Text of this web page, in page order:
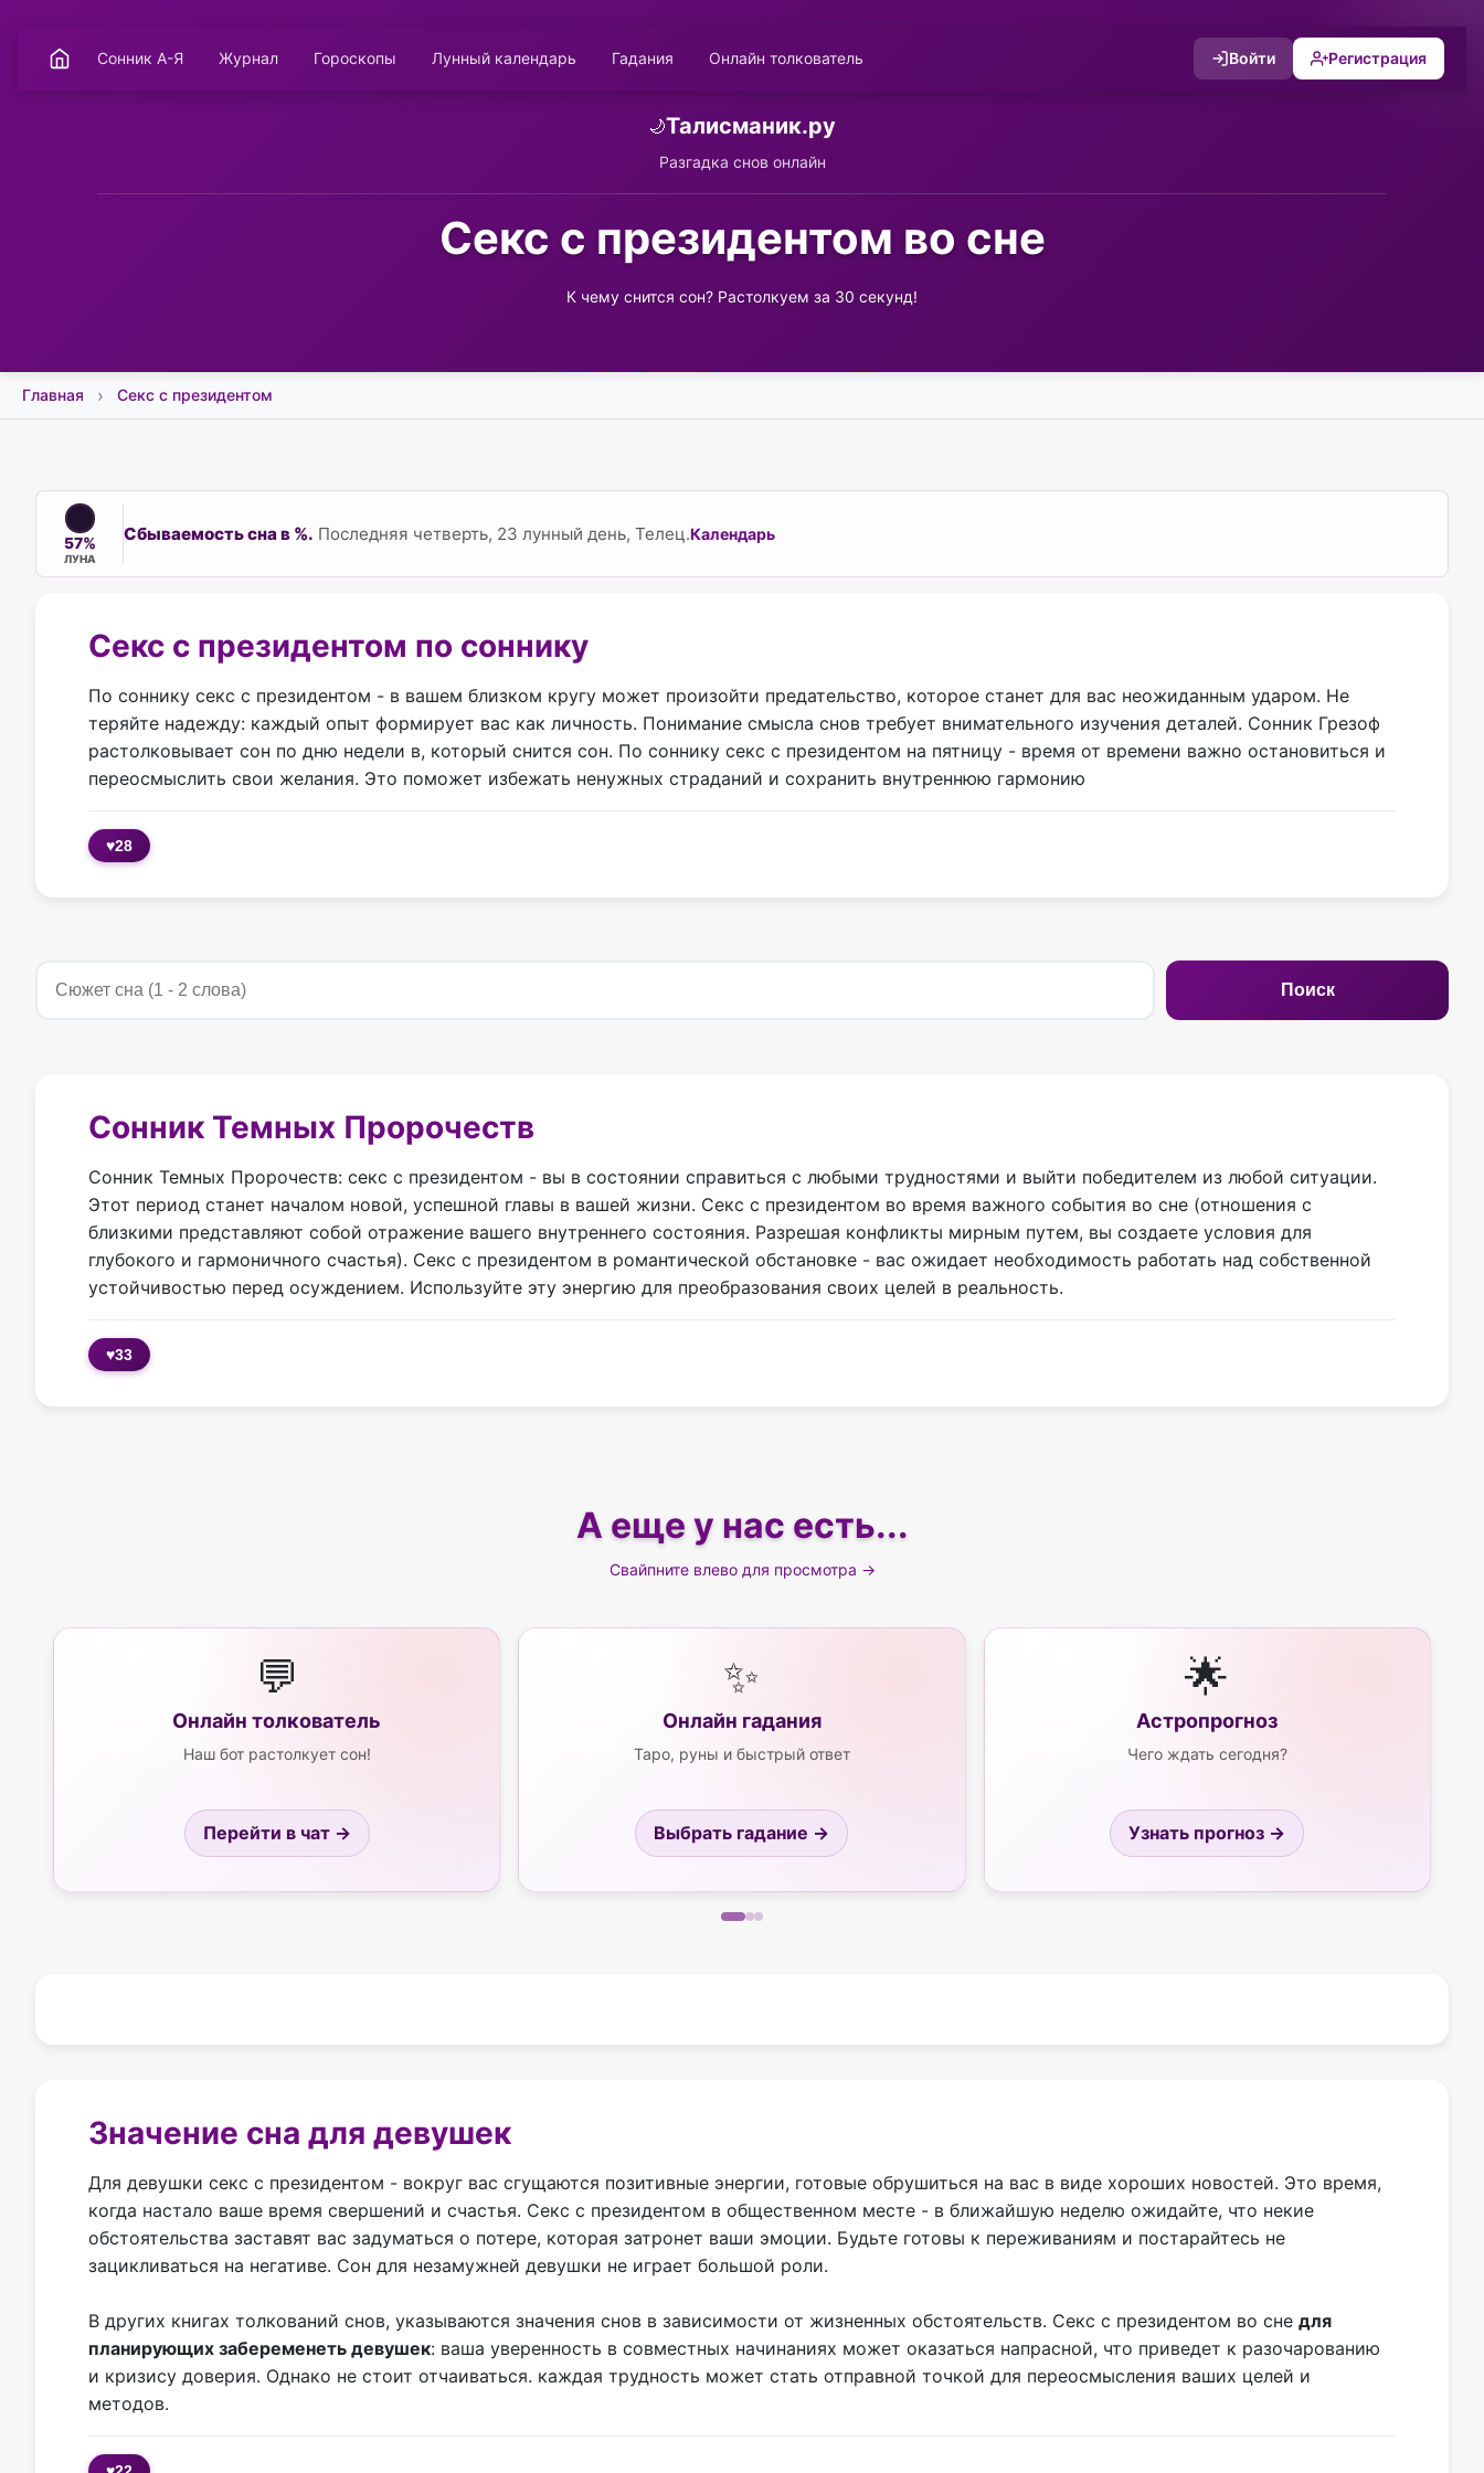
Сонник А-Я Журнал Гороскопы Лунный календарь Гадания Онлайн толкователь Войти Регистрация
🌙Талисманик.ру
Разгадка снов онлайн
Секс с президентом во сне
К чему снится сон? Растолкуем за 30 секунд!
Главная Секс с президентом
57%
ЛУНА
Сбываемость сна в %. Последняя четверть, 23 лунный день, Телец.Календарь
Секс с президентом по соннику
По соннику секс с президентом - в вашем близком кругу может произойти предательство, которое станет для вас неожиданным ударом. Не
теряйте надежду: каждый опыт формирует вас как личность. Понимание смысла снов требует внимательного изучения деталей. Сонник Грезоф
растолковывает сон по дню недели в, который снится сон. По соннику секс с президентом на пятницу - время от времени важно остановиться и
переосмыслить свои желания. Это поможет избежать ненужных страданий и сохранить внутреннюю гармонию
♥28
Поиск
Сонник Темных Пророчеств
Сонник Темных Пророчеств: секс с президентом - вы в состоянии справиться с любыми трудностями и выйти победителем из любой ситуации.
Этот период станет началом новой, успешной главы в вашей жизни. Секс с президентом во время важного события во сне (отношения с
близкими представляют собой отражение вашего внутреннего состояния. Разрешая конфликты мирным путем, вы создаете условия для
глубокого и гармоничного счастья). Секс с президентом в романтической обстановке - вас ожидает необходимость работать над собственной
устойчивостью перед осуждением. Используйте эту энергию для преобразования своих целей в реальность.
♥33
А еще у нас есть...
Свайпните влево для просмотра →
💬
Онлайн толкователь
Наш бот растолкует сон!
Перейти в чат →
✨
Онлайн гадания
Таро, руны и быстрый ответ
Выбрать гадание →
🌟
Астропрогноз
Чего ждать сегодня?
Узнать прогноз →
Значение сна для девушек
Для девушки секс с президентом - вокруг вас сгущаются позитивные энергии, готовые обрушиться на вас в виде хороших новостей. Это время,
когда настало ваше время свершений и счастья. Секс с президентом в общественном месте - в ближайшую неделю ожидайте, что некие
обстоятельства заставят вас задуматься о потере, которая затронет ваши эмоции. Будьте готовы к переживаниям и постарайтесь не
зацикливаться на негативе. Сон для незамужней девушки не играет большой роли.
В других книгах толкований снов, указываются значения снов в зависимости от жизненных обстоятельств. Секс с президентом во сне для
планирующих забеременеть девушек: ваша уверенность в совместных начинаниях может оказаться напрасной, что приведет к разочарованию
и кризису доверия. Однако не стоит отчаиваться. каждая трудность может стать отправной точкой для переосмысления ваших целей и
методов.